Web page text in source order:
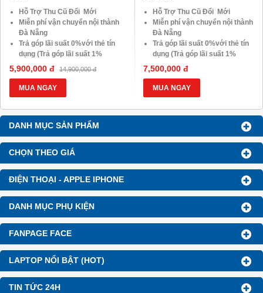
DANH MỤC SẢN PHẨM
CHỌN THEO GIÁ
ĐIỆN THOẠI - APPLE IPHONE
DANH MỤC PHỤ KIỆN
FANPAGE FACE
LAPTOP NỔI BẬT (HOT)
TIN TỨC 24H
Hỗ Trợ Thu Cũ Đổi Mới
Miễn phí vận chuyển nội thành
Đà Nẵng
Trả góp lãi suất 0%với thẻ tín
dụng (Trả góp lãi suất 1%
HDsaison - chỉ cần CMND
BLX hoặc hộ khẩu gốc )
Giảm 20%khi nâng cấp Ram-
SSD
khách hàng ở xa, HSSV . Săn
10.000 Voucher Giảm
Giá 500.000đ
5,900,000 đ 14,900,000 đ
MUA NGAY
Hỗ Trợ Thu Cũ Đổi Mới
Miễn phí vận chuyển nội thành
Đà Nẵng
Trả góp lãi suất 0%với thẻ tín
dụng (Trả góp lãi suất 1%
HDsaison - chỉ cần CMND
BLX hoặc hộ khẩu gốc )
Giảm 20%khi nâng cấp Ram-
SSD
khách hàng ở xa, HSSV . Săn
Giá 500.000đ
7,500,000 đ
MUA NGAY